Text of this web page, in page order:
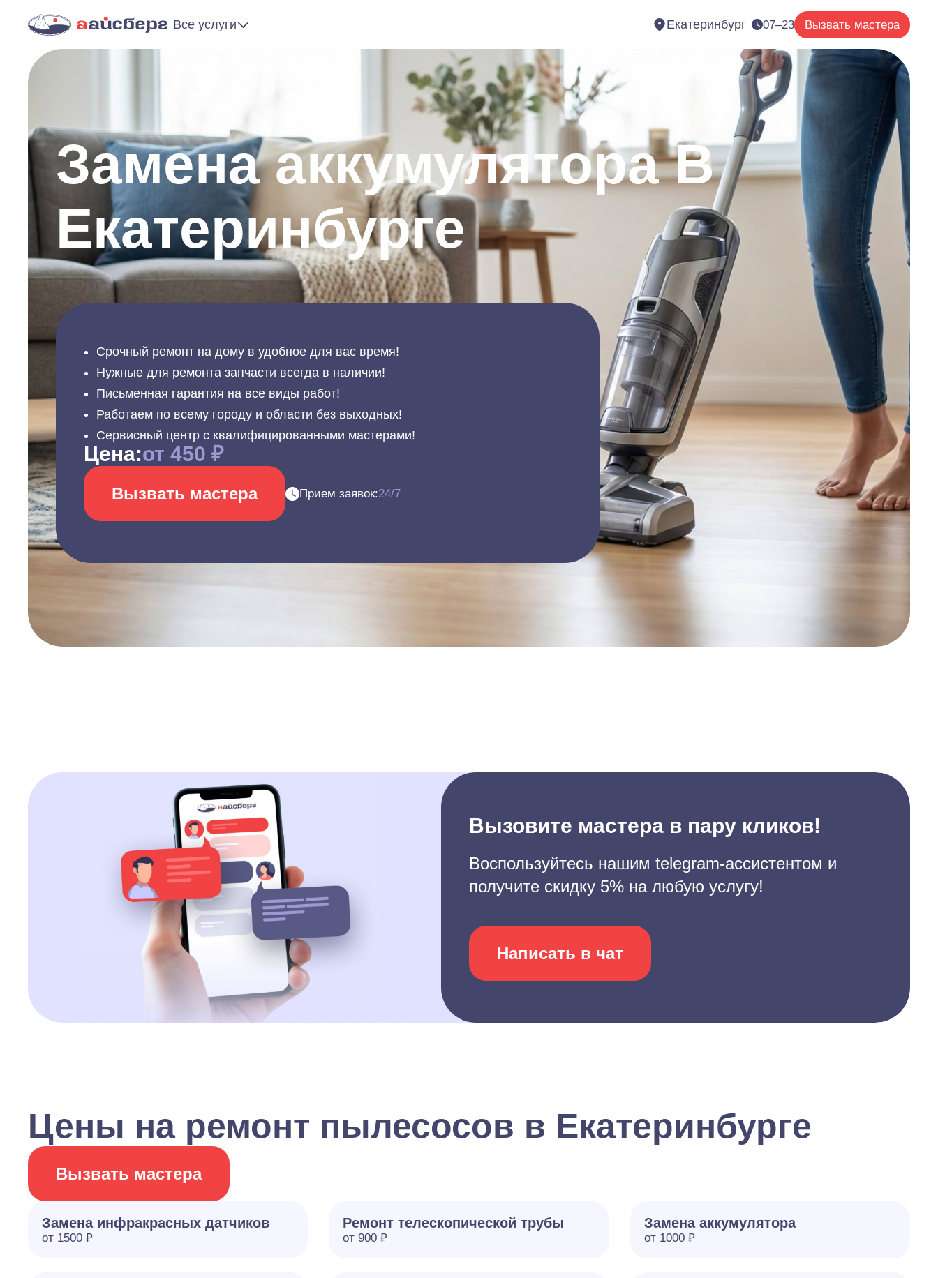
Все услуги Екатеринбург 07–23 Вызвать мастера
Замена аккумулятора В
Екатеринбурге
Срочный ремонт на дому в удобное для вас время!
Нужные для ремонта запчасти всегда в наличии!
Письменная гарантия на все виды работ!
Работаем по всему городу и области без выходных!
Сервисный центр с квалифицированными мастерами!
Цена:от 450 ₽
Вызвать мастера Прием заявок:24/7
Вызовите мастера в пару кликов!
Воспользуйтесь нашим telegram-ассистентом и
получите скидку 5% на любую услугу!
Написать в чат
Цены на ремонт пылесосов в Екатеринбурге
Вызвать мастера
Замена инфракрасных датчиков
от 1500 ₽
Ремонт телескопической трубы
от 900 ₽
Замена аккумулятора
от 1000 ₽